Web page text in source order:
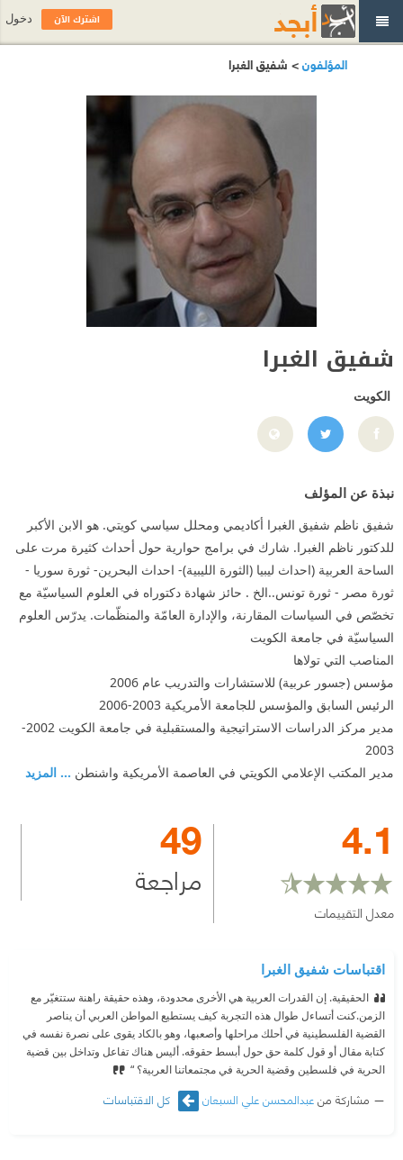
المؤلفون> شفيق الغبرا
شفيق الغبرا
الكويت
https://twitter.com/ShafeeqGhabra
نبذة عن المؤلف
شفيق ناظم شفيق الغبرا أكاديمي ومحلل سياسي كويتي. هو الابن الأكبر
للدكتور ناظم الغبرا. شارك في برامج حوارية حول أحداث كثيرة مرت على
الساحة العربية (احداث ليبيا (الثورة الليبية)- احداث البحرين- ثورة سوريا -
ثورة مصر - ثورة تونس..الخ . حائز شهادة دكتوراه في العلوم السياسيّة مع
تخصّص في السياسات المقارنة، والإدارة العامّة والمنظّمات. يدرّس العلوم
السياسيّة في جامعة الكويت
المناصب التي تولاها
مؤسس (جسور عربية) للاستشارات والتدريب عام 2006
الرئيس السابق والمؤسس للجامعة الأمريكية 2003-2006
مدير مركز الدراسات الاستراتيجية والمستقبلية في جامعة الكويت 2002-
2003
مدير المكتب الإعلامي الكويتي في العاصمة الأمريكية واشنطن ... المزيد
4.1
معدل التقييمات
49
مراجعة
اقتباسات شفيق الغبرا
الحقيقية. إن القدرات العربية هي الأخرى محدودة، وهذه حقيقة راهنة ستتغيّر مع
الزمن.⁠‫كنت أتساءل طوال هذه التجربة كيف يستطيع المواطن العربي أن يناصر
القضية الفلسطينية في أحلك مراحلها وأصعبها، وهو بالكاد يقوى على نصرة نفسه في
كتابة مقال أو قول كلمة حق حول أبسط حقوقه. أليس هناك تفاعل وتداخل بين قضية
الحرية في فلسطين وقضية الحرية في مجتمعاتنا العربية؟ “
مشاركة منعبدالمحسن علي السبعان كل الاقتباسات
اشترك الآن دخول